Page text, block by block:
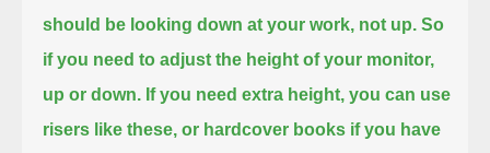
should be looking down at your work, not up. So
if you need to adjust the height of your monitor,
up or down. If you need extra height, you can use
risers like these, or hardcover books if you have